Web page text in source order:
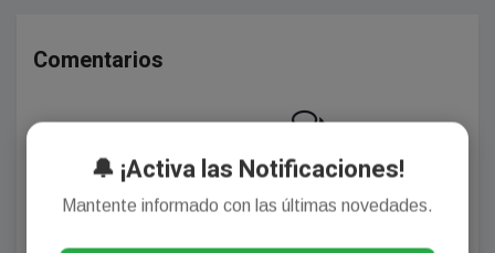
Comentarios
¡Sin comentarios aún!
Se el primero en comentar este artículo.
🔔 ¡Activa las Notificaciones!
Mantente informado con las últimas novedades.